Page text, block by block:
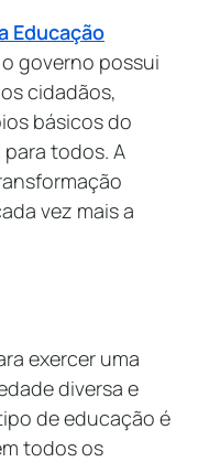
Educação
governo possui
cidadãos,
básicos do
todos. A
vez mais a
exercer uma
diversa e
de educação é
todos os